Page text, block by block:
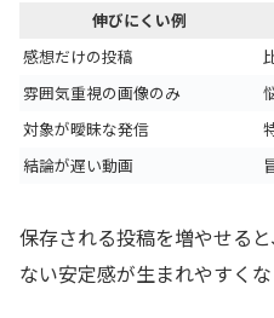
伸びにくい例
感想だけの投稿
雰囲気重視の画像のみ
対象が曖昧な発信
結論が遅い動画
保存される投稿を増やせる
ない安定感が生まれやすくな